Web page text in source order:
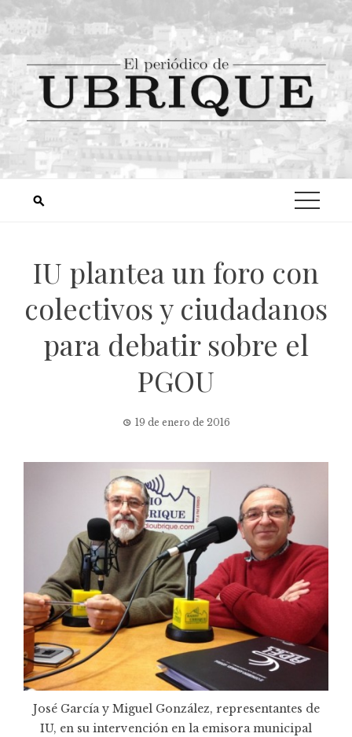
IU plantea un foro con
colectivos y ciudadanos
para debatir sobre el
PGOU
19 de enero de 2016
José García y Miguel González, representantes de
IU, en su intervención en la emisora municipal